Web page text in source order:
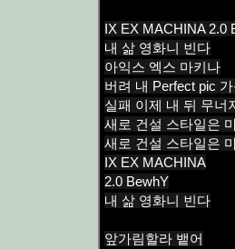
IX EX MACHINA 2.0
내 삶 영화니 빈다
아익스 엑스 마키나
버려 내 Perfect pic
실패 이제 내 뒤 무너
새로 건설 스타일은
새로 건설 스타일은
IX EX MACHINA
2.0 BewhY
내 삶 영화니 빈다
앞가림할라 뱉어